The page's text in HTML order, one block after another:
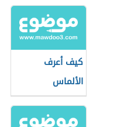
كيف أعرف
الألماس